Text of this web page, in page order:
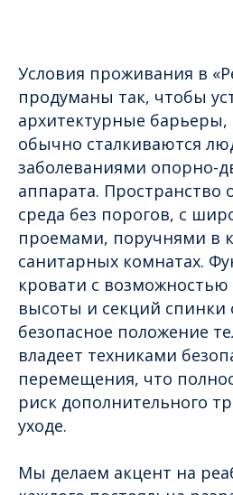
Условия проживания в
продуманы так, чтобы
архитектурные
обычно сталкиваются
заболеваниями опорно-
аппарата. Пространство
среда без порогов, с
проемами, поручнями в
санитарных комнатах.
кровати с возможностью
высоты и секций спинки
безопасное положение
владеет техниками
перемещения, что
риск дополнительного
уходе.
Мы делаем акцент на